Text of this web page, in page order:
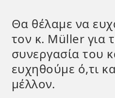
Θα θέλαμε να
τον κ. Müller για
συνεργασία του
ευχηθούμε ό,τι
μέλλον.